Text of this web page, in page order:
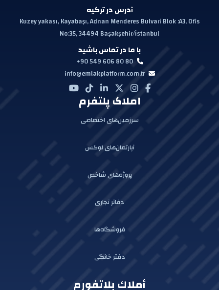
آدرس در ترکیه
Kuzey yakası, Kayabaşı, Adnan Menderes Bulvari Blok :A3, Ofis
No:35, 34494 Başakşehir/İstanbul
با ما در تماس باشید
+90 549 606 80 80
info@emlakplatform.com.tr
املاک پلتفرم
سرزمین‌های اختصاصی
آپارتمان‌های لوکس
پروژه‌های شاخص
دفاتر تجاری
فروشگاه‌ها
دفتر خانگی
أملاك بلاتفورم